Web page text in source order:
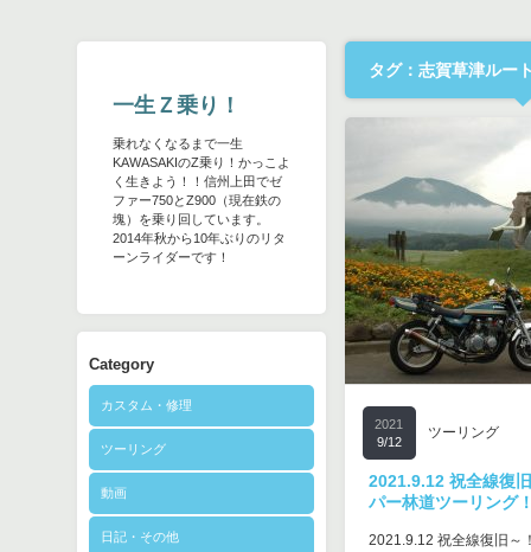
一生Ｚ乗り！
乗れなくなるまで一生
KAWASAKIのZ乗り！かっこよ
く生きよう！！信州上田でゼ
ファー750とZ900（現在鉄の
塊）を乗り回しています。
2014年秋から10年ぶりのリタ
ーンライダーです！
Category
カスタム・修理
ツーリング
動画
日記・その他
タグ：志賀草津ルー
2021
9/12
ツーリング
2021.9.12 祝全線復
パー林道ツーリング
2021.9.12 祝全線復旧～